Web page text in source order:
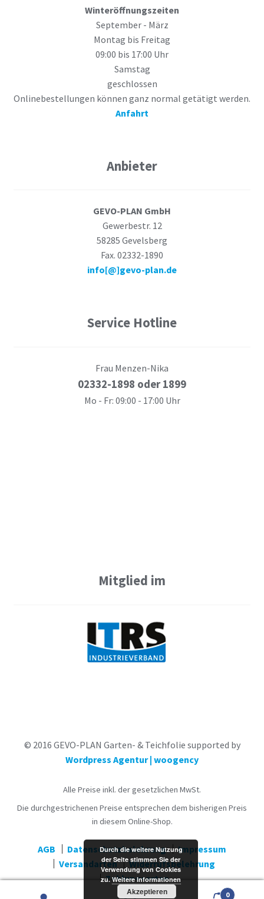
Winteröffnungszeiten
September - März
Montag bis Freitag
09:00 bis 17:00 Uhr
Samstag
geschlossen
Onlinebestellungen können ganz normal getätigt werden.
Anfahrt
Anbieter
GEVO-PLAN GmbH
Gewerbestr. 12
58285 Gevelsberg
Fax. 02332-1890
info[@]gevo-plan.de
Service Hotline
Frau Menzen-Nika
02332-1898 oder 1899
Mo - Fr: 09:00 - 17:00 Uhr
Mitglied im
© 2016 GEVO-PLAN Garten- & Teichfolie supported by
Wordpress Agentur | woogency
Alle Preise inkl. der gesetzlichen MwSt.
Die durchgestrichenen Preise entsprechen dem bisherigen Preis
in diesem Online-Shop.
AGB Datenschutzbelehrung
Impressum
Versandarten
Widerrufsbelehrung
Zahlungsarten
0
Durch die weitere Nutzung
der Seite stimmen Sie der
Verwendung von Cookies
zu.Weitere Informationen
Akzeptieren